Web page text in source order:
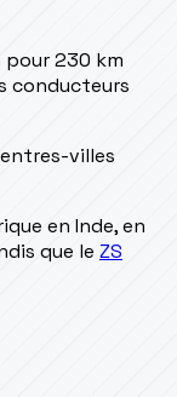
pour 230 km
conducteurs
villes
en Inde, en
que le ZS